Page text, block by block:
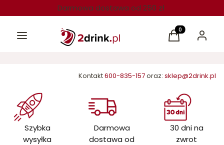
Darmowa dostawa od 250 zł
Menu Produkty w
Koszyk Zaloguj
Kontakt600-835-157oraz: sklep@2drink.pl
Szybka
wysyłka
Darmowa
dostawa od
30 dni na
zwrot